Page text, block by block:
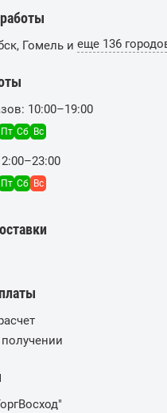
Гомель и еще 136
10:00–19:00
Пт Сб Вс
Пт Сб Вс